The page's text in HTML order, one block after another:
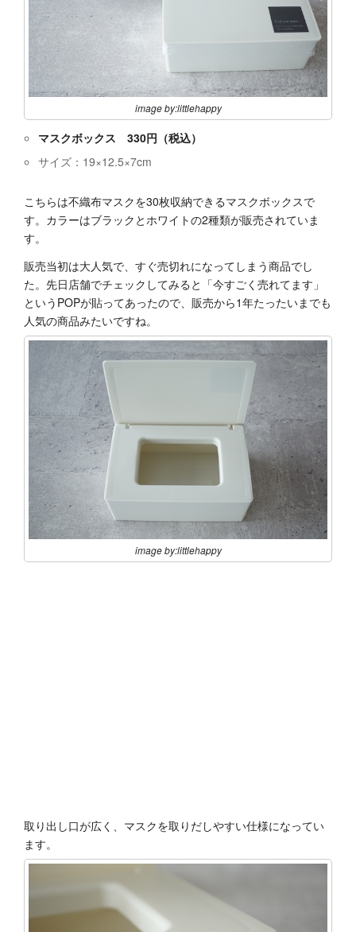
image by:littlehappy
マスクボックス 330円（税込）
サイズ：19×12.5×7cm
こちらは不織布マスクを30枚収納できるマスクボックスで
す。カラーはブラックとホワイトの2種類が販売されていま
す。
販売当初は大人気で、すぐ売切れになってしまう商品でし
た。先日店舗でチェックしてみると「今すごく売れてます」
というPOPが貼ってあったので、販売から1年たったいまでも
人気の商品みたいですね。
image by:littlehappy
取り出し口が広く、マスクを取りだしやすい仕様になってい
ます。